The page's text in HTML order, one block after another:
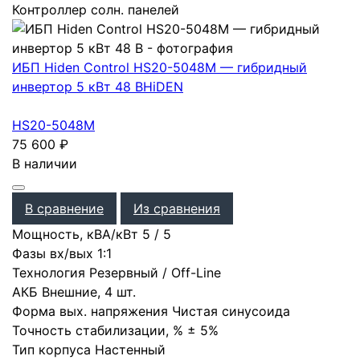
Контроллер солн. панелей
ИБП Hiden Control HS20-5048M — гибридный
инвертор 5 кВт 48 ВHiDEN
HS20-5048M
75 600 ₽
В наличии
В сравнение
Из сравнения
Мощность, кВА/кВт 5 / 5
Фазы вх/вых 1:1
Технология Резервный / Off-Line
АКБ Внешние, 4 шт.
Форма вых. напряжения Чистая синусоида
Точность стабилизации, % ± 5%
Тип корпуса Настенный